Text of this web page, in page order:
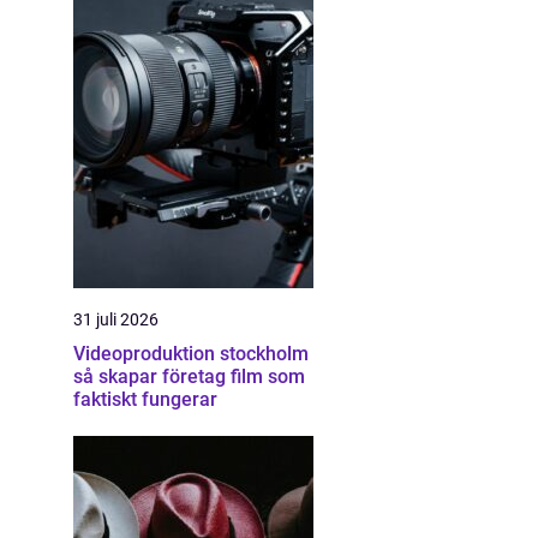
31 juli 2026
Videoproduktion stockholm
så skapar företag film som
faktiskt fungerar